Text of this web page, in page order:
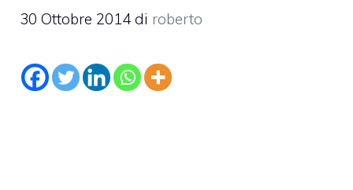
30 Ottobre 2014 di roberto